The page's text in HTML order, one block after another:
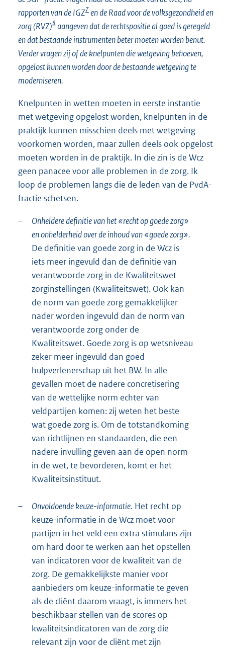
rapporten van de IGZ7en de Raad voor de volksgezondheid en
zorg (RVZ)8 aangeven dat de rechtspositie al goed is geregeld
en dat bestaande instrumenten beter moeten worden benut.
Verder vragen zij of de knelpunten die wetgeving behoeven,
opgelost kunnen worden door de bestaande wetgeving te
moderniseren.
Knelpunten in wetten moeten in eerste instantie
met wetgeving opgelost worden, knelpunten in de
praktijk kunnen misschien deels met wetgeving
voorkomen worden, maar zullen deels ook opgelost
moeten worden in de praktijk. In die zin is de Wcz
geen panacee voor alle problemen in de zorg. Ik
loop de problemen langs die de leden van de PvdA-
fractie schetsen.
–
Onheldere definitie van het «recht op goede zorg»
en onhelderheid over de inhoud van «goede zorg».
De definitie van goede zorg in de Wcz is
iets meer ingevuld dan de definitie van
verantwoorde zorg in de Kwaliteitswet
zorginstellingen (Kwaliteitswet). Ook kan
de norm van goede zorg gemakkelijker
nader worden ingevuld dan de norm van
verantwoorde zorg onder de
Kwaliteitswet. Goede zorg is op wetsniveau
zeker meer ingevuld dan goed
hulpverlenerschap uit het BW. In alle
gevallen moet de nadere concretisering
van de wettelijke norm echter van
veldpartijen komen: zij weten het beste
wat goede zorg is. Om de totstandkoming
van richtlijnen en standaarden, die een
nadere invulling geven aan de open norm
in de wet, te bevorderen, komt er het
Kwaliteitsinstituut.
– Onvoldoende keuze-informatie. Het recht op
keuze-informatie in de Wcz moet voor
partijen in het veld een extra stimulans zijn
om hard door te werken aan het opstellen
van indicatoren voor de kwaliteit van de
zorg. De gemakkelijkste manier voor
aanbieders om keuze-informatie te geven
als de cliënt daarom vraagt, is immers het
beschikbaar stellen van de scores op
kwaliteitsindicatoren van de zorg die
relevant zijn voor de cliënt met zijn